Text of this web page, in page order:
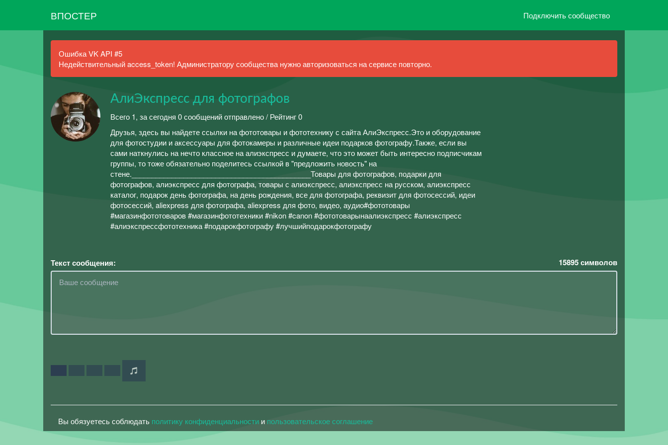
ВПОСТЕР Подключить сообщество
Ошибка VK API #5
Недействительный access_token! Администратору сообщества нужно авторизоваться на сервисе повторно.
АлиЭкспресс для фотографов
Всего 1, за сегодня 0 сообщений отправлено / Рейтинг 0
Друзья, здесь вы найдете ссылки на фототовары и фототехнику с сайта АлиЭкспресс.Это и оборудование
для фотостудии и аксессуары для фотокамеры и различные идеи подарков фотографу.Также, если вы
сами наткнулись на нечто классное на алиэкспресс и думаете, что это может быть интересно подписчикам
группы, то тоже обязательно поделитесь ссылкой в "предложить новость" на
стене._____________________________________________Товары для фотографов, подарки для
фотографов, алиэкспресс для фотографа, товары с алиэкспресс, алиэкспресс на русском, алиэкспресс
каталог, подарок день фотографа, на день рождения, все для фотографа, реквизит для фотосессий, идеи
фотосессий, aliexpress для фотографа, aliexpress для фото, видео, аудио#фототовары
#магазинфототоваров #магазинфототехники #nikon #canon #фототоварынаалиэкспресс #алиэкспресс
#алиэкспрессфототехника #подарокфотографу #лучшийподарокфотографу
Текст сообщения: 15895символов
Вы обязуетесь соблюдать политику конфиденциальности и пользовательское соглашение